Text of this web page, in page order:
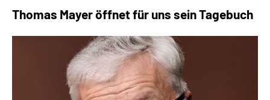
Thomas Mayer öffnet für uns sein Tagebuch